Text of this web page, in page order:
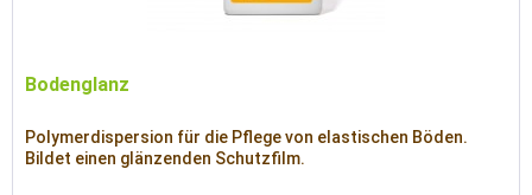
Bodenglanz
Polymerdispersion für die Pflege von elastischen Böden.
Bildet einen glänzenden Schutzfilm.